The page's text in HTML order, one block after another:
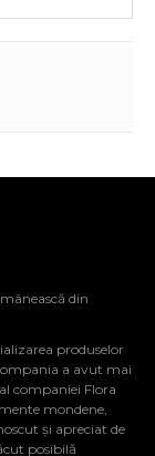
din
produselor
a avut mai
companiei Flora
mondene,
și apreciat de
posibilă